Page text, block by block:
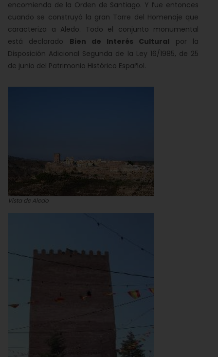
encomienda de la Orden de Santiago. Y fue entonces
cuando se construyó la gran Torre del Homenaje que
caracteriza a Aledo. Todo el conjunto monumental
está declarado Bien de Interés Cultural por la
Disposición Adicional Segunda de la Ley 16/1985, de 25
de junio del Patrimonio Histórico Español.
Vista de Aledo